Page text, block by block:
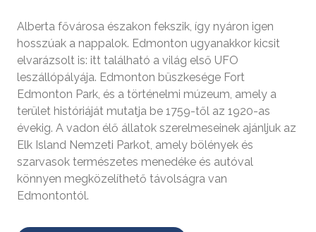
Alberta fővárosa északon fekszik, így nyáron igen
hosszúak a nappalok. Edmonton ugyanakkor kicsit
elvarázsolt is: itt található a világ első UFO
leszállópályája. Edmonton büszkesége Fort
Edmonton Park, és a történelmi múzeum, amely a
terület históriáját mutatja be 1759-től az 1920-as
évekig. A vadon élő állatok szerelmeseinek ajánljuk az
Elk Island Nemzeti Parkot, amely bölények és
szarvasok természetes menedéke és autóval
könnyen megközelíthető távolságra van
Edmontontól.